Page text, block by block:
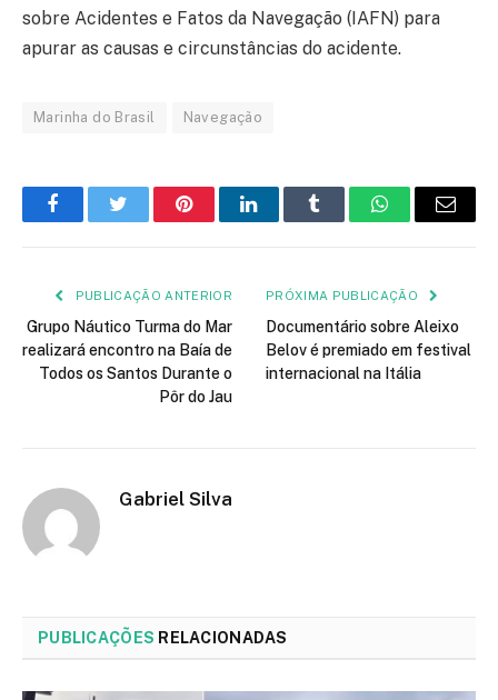
sobre Acidentes e Fatos da Navegação (IAFN) para
apurar as causas e circunstâncias do acidente.
Marinha do Brasil Navegação
FacebookTwitter PinterestLinkedInTumblr WhatsApp
E-
PUBLICAÇÃO ANTERIOR
Grupo Náutico Turma do Mar
realizará encontro na Baía de
Todos os Santos Durante o
Pôr do Jau
PRÓXIMA PUBLICAÇÃO
Documentário sobre Aleixo
Belov é premiado em festival
internacional na Itália
Gabriel Silva
PUBLICAÇÕES RELACIONADAS